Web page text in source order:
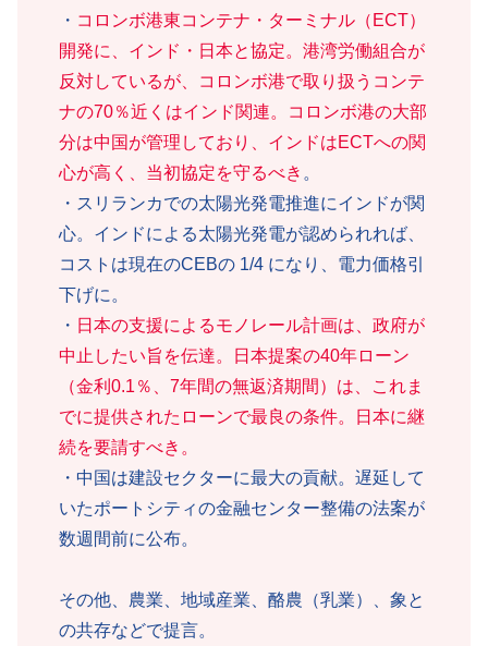
・ コロンボ港東コンテナ・ターミナル（ECT）
開発に、インド・日本と協定。港湾労働組合が
反対しているが、コロンボ港で取り扱うコンテ
ナの70％近くはインド関連。コロンボ港の大部
分は中国が管理しており、インドはECTへの関
心が高く、当初協定を守るべき 。
・スリランカでの太陽光発電推進にインドが関
心。インドによる太陽光発電が認められれば、
コストは現在のCEBの 1/4 になり、電力価格引
下げに。
・ 日本の支援によるモノレール計画は、政府が
中止したい旨を伝達。日本提案の40年ローン
（金利0.1％、7年間の無返済期間）は、これま
でに提供されたローンで最良の条件。日本に継
続を要請すべき。
・中国は建設セクターに最大の貢献。遅延して
いたポートシティの金融センター整備の法案が
数週間前に公布。
その他、農業、地域産業、酪農（乳業）、象と
の共存などで提言。